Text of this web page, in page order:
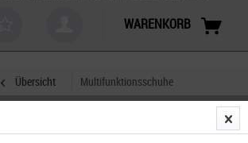
WARENKORB
Übersicht Multifunktionsschuhe